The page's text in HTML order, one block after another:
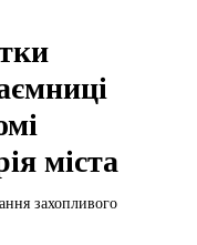
міста
захопливого